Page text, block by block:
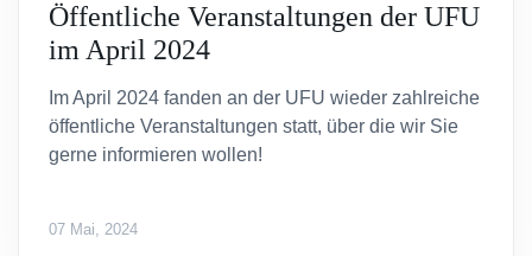
Öffentliche Veranstaltungen der UFU
im April 2024
Im April 2024 fanden an der UFU wieder zahlreiche
öffentliche Veranstaltungen statt, über die wir Sie
gerne informieren wollen!
07 Mai, 2024